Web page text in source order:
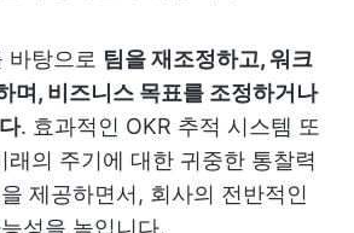
바탕으로 팀을 재조정하고, 워크
며, 비즈니스 목표를 조정하거나
. 효과적인 OKR 추적 시스템 또
래의 주기에 대한 귀중한 통찰력
제공하면서, 회사의 전반적인
성을 높입니다.